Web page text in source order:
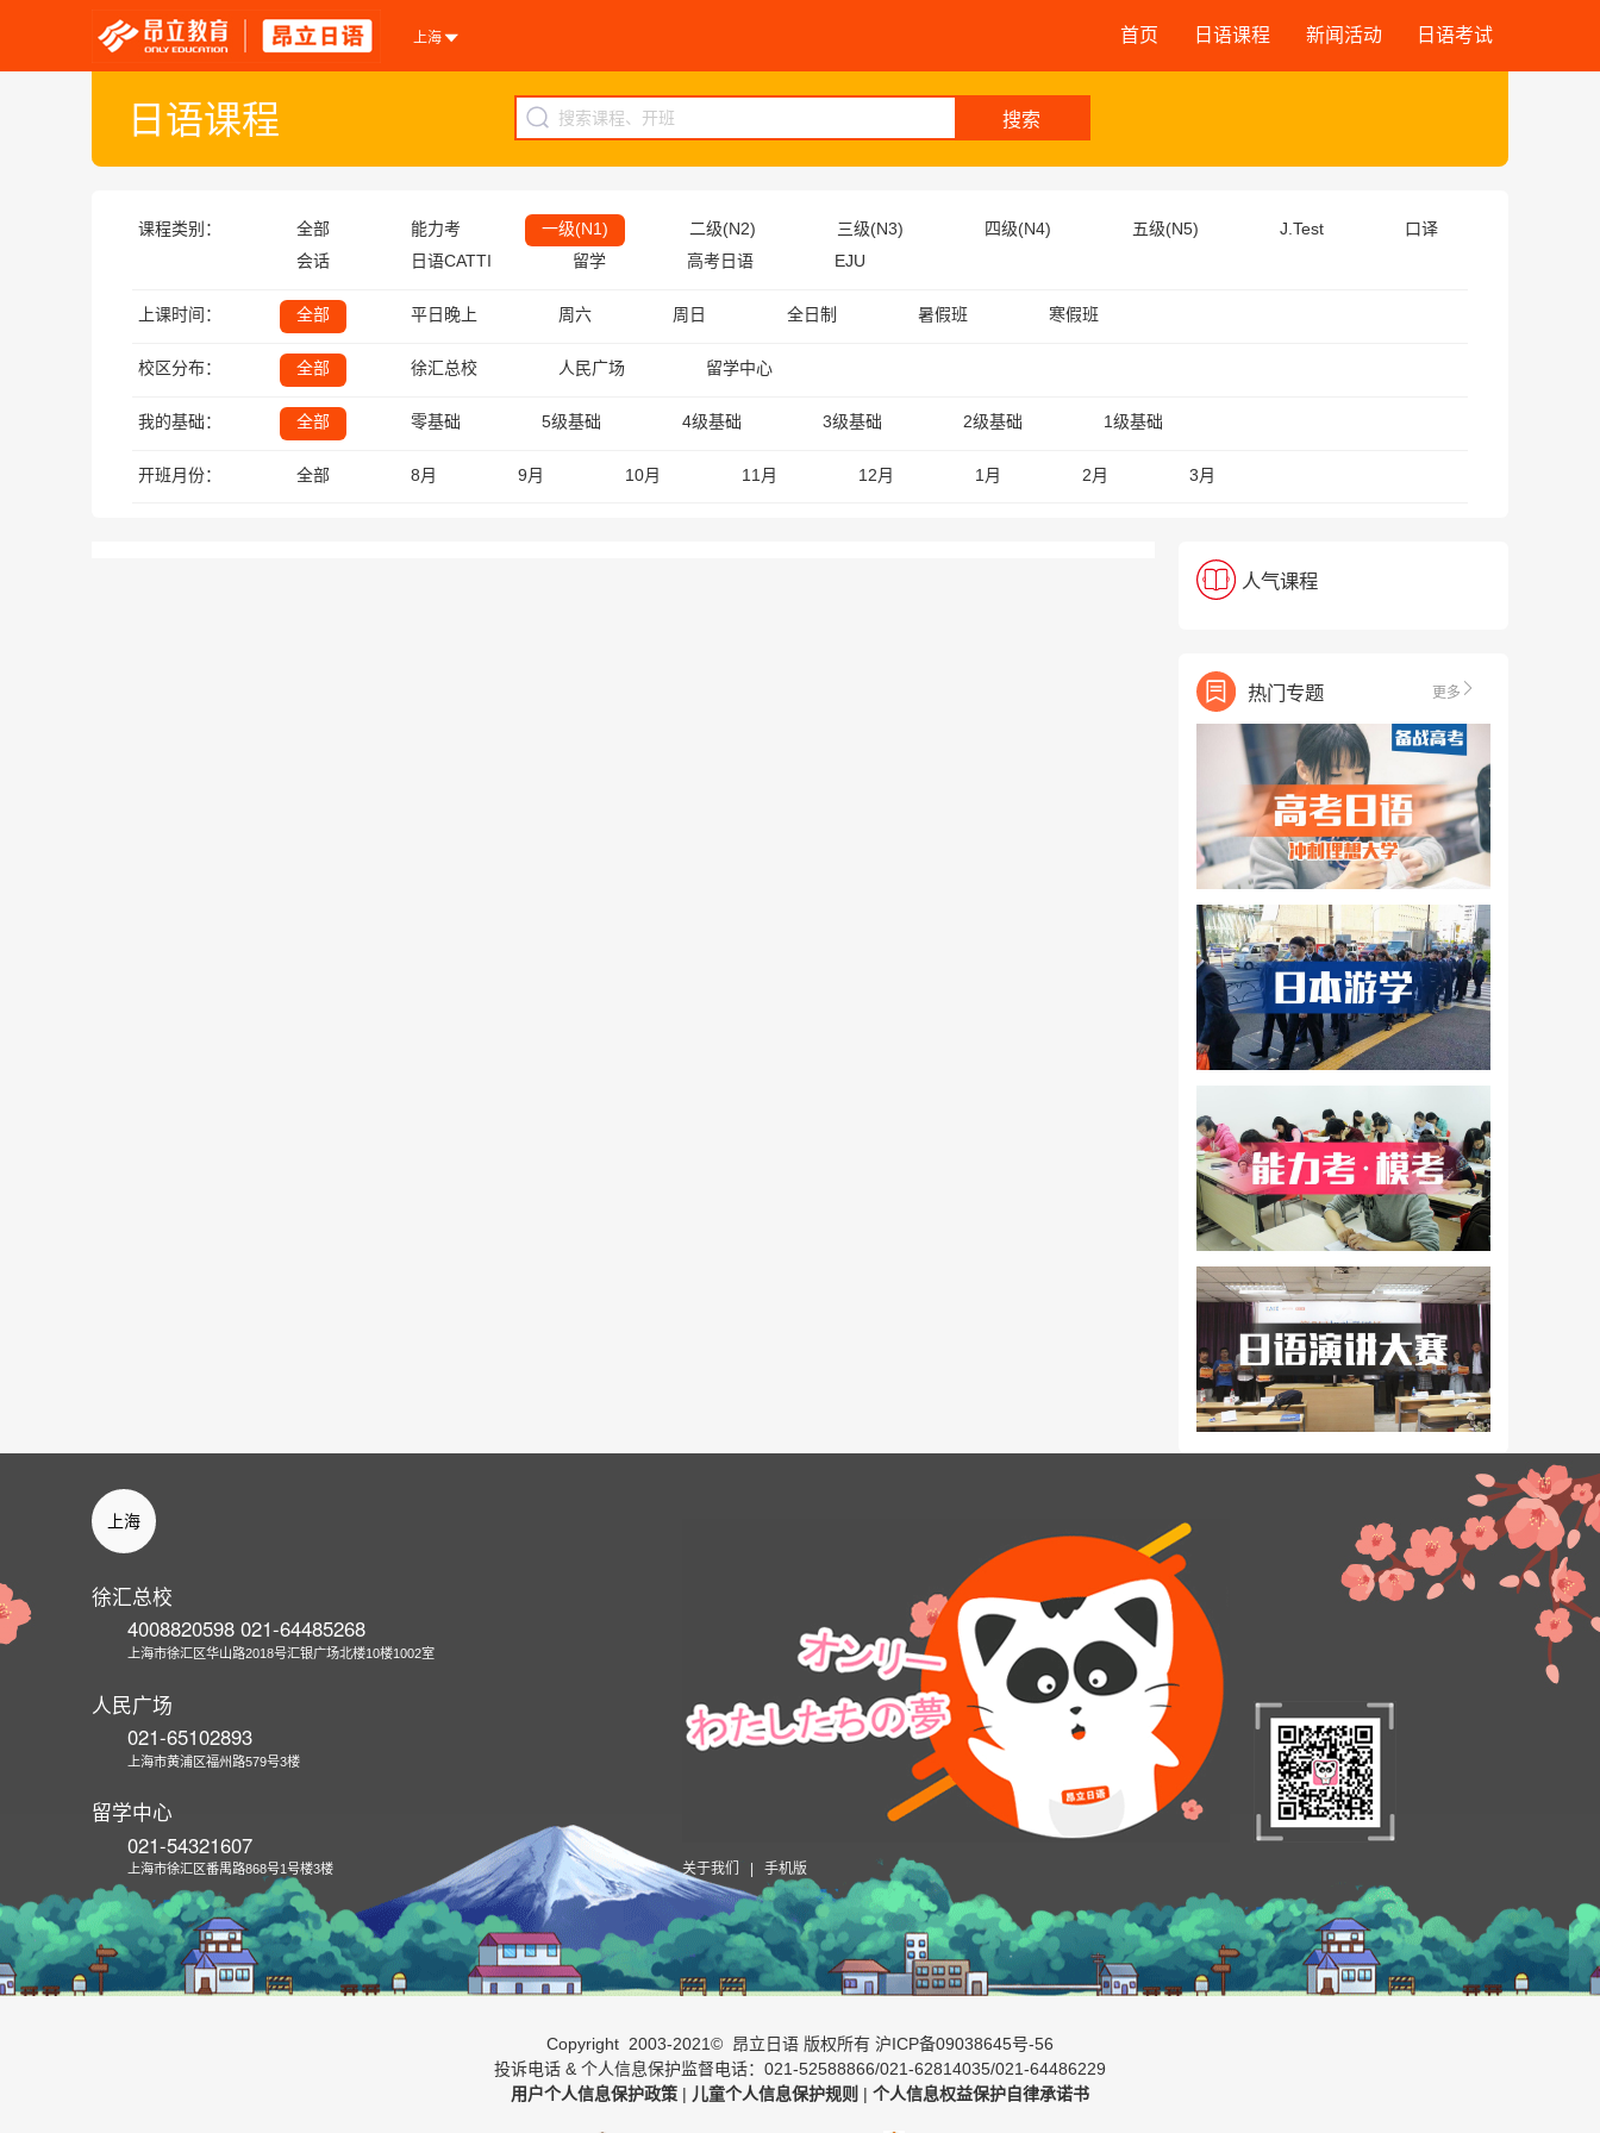
上海 首页 日语课程 新闻活动 日语考试
日语课程 搜索
课程类别： 全部 能力考 一级(N1) 二级(N2) 三级(N3) 四级(N4) 五级(N5) J.Test
口译
会话
日语CATTI 留学 高考日语 EJU
上课时间： 全部 平日晚上 周六 周日 全日制 暑假班 寒假班
校区分布： 全部 徐汇总校 人民广场 留学中心
我的基础： 全部 零基础 5级基础 4级基础 3级基础 2级基础 1级基础
开班月份： 全部 8月 9月 10月 11月 12月 1月 2月 3月
人气课程
热门专题 更多
上海
徐汇总校
4008820598 021-64485268
上海市徐汇区华山路2018号汇银广场北楼10楼1002室
人民广场
021-65102893
上海市黄浦区福州路579号3楼
留学中心
021-54321607
上海市徐汇区番禺路868号1号楼3楼 关于我们 手机版
Copyright 2003-2021© 昂立日语 版权所有 沪ICP备09038645号-56
投诉电话 & 个人信息保护监督电话：021-52588866/021-62814035/021-64486229
用户个人信息保护政策 | 儿童个人信息保护规则 | 个人信息权益保护自律承诺书